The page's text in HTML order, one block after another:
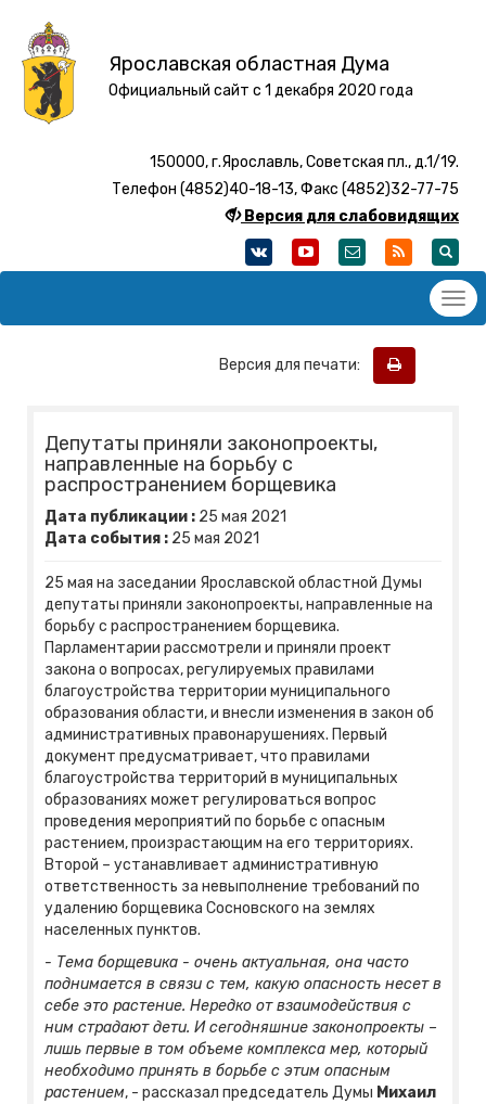
Ярославская областная Дума
Официальный сайт с 1 декабря 2020 года
150000, г.Ярославль, Советская пл., д.1/19.
Телефон (4852)40-18-13, Факс (4852)32-77-75
Версия для слабовидящих
Версия для печати:
Депутаты приняли законопроекты,
направленные на борьбу с
распространением борщевика
Дата публикации : 25 мая 2021
Дата события : 25 мая 2021
25 мая на заседании Ярославской областной Думы
депутаты приняли законопроекты, направленные на
борьбу с распространением борщевика.
Парламентарии рассмотрели и приняли проект
закона о вопросах, регулируемых правилами
благоустройства территории муниципального
образования области, и внесли изменения в закон об
административных правонарушениях. Первый
документ предусматривает, что правилами
благоустройства территорий в муниципальных
образованиях может регулироваться вопрос
проведения мероприятий по борьбе с опасным
растением, произрастающим на его территориях.
Второй – устанавливает административную
ответственность за невыполнение требований по
удалению борщевика Сосновского на землях
населенных пунктов.
- Тема борщевика - очень актуальная, она часто
поднимается в связи с тем, какую опасность несет в
себе это растение. Нередко от взаимодействия с
ним страдают дети. И сегодняшние законопроекты –
лишь первые в том объеме комплекса мер, который
необходимо принять в борьбе с этим опасным
растением, - рассказал председатель Думы Михаил